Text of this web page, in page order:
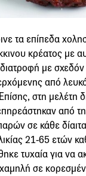
τα επίπεδα
κρέατος με
με σχεδόν
από
στη μελέτη
από
σε κάθε
21-65 ετών
τυχαία για να
σε